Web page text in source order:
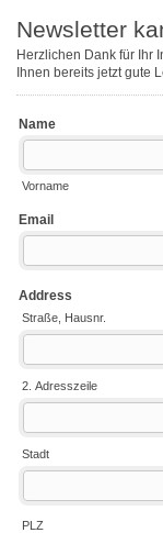
Newsletter
Herzlichen Dank für Ihr
Ihnen bereits jetzt gute
Name
Vorname
Email
Address
Straße, Hausnr.
2. Adresszeile
Stadt
PLZ